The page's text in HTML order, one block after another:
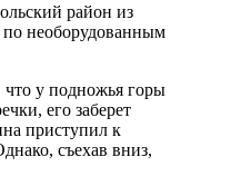
район из
необорудованным
что у подножья горы
его заберет
приступил к
съехав вниз,